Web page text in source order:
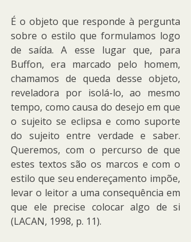
É o objeto que responde à pergunta
sobre o estilo que formulamos logo
de saída. A esse lugar que, para
Buffon, era marcado pelo homem,
chamamos de queda desse objeto,
reveladora por isolá-lo, ao mesmo
tempo, como causa do desejo em que
o sujeito se eclipsa e como suporte
do sujeito entre verdade e saber.
Queremos, com o percurso de que
estes textos são os marcos e com o
estilo que seu endereçamento impõe,
levar o leitor a uma consequência em
que ele precise colocar algo de si
(LACAN, 1998, p. 11).